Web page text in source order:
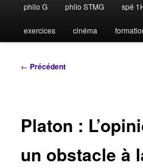
principal
philo G philo STMG spé
exercices cinéma
Navigation
← Précédent
Platon :
un obstacle à